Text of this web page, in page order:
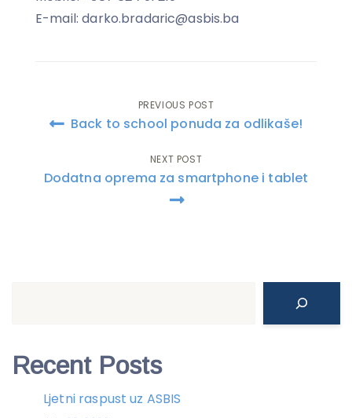
E-mail: darko.bradaric@asbis.ba
Post
PREVIOUS POST
Back to school ponuda za odlikaše!
NEXT POST
Dodatna oprema za smartphone i tablet
Recent Posts
Ljetni raspust uz ASBIS